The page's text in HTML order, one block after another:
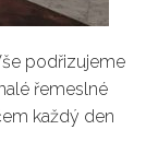
podřizujeme
řemeslné
každý den